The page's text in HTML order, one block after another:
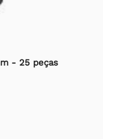
- 25 peças